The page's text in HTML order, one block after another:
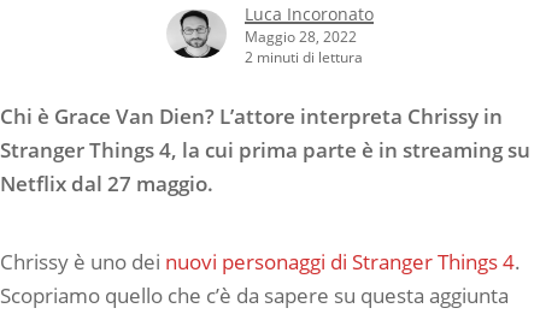
Luca Incoronato
Maggio 28, 2022
2 minuti di lettura
Chi è Grace Van Dien? L’attore interpreta Chrissy in
Stranger Things 4, la cui prima parte è in streaming su
Netflix dal 27 maggio.
Chrissy è uno dei nuovi personaggi di Stranger Things 4.
Scopriamo quello che c’è da sapere su questa aggiunta